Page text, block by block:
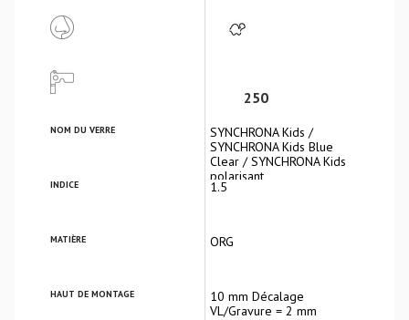
250
NOM DU VERRE
SYNCHRONA Kids /
SYNCHRONA Kids Blue
Clear / SYNCHRONA Kids
polarisant
INDICE 1.5
MATIÈRE ORG
HAUT DE MONTAGE
10 mm Décalage
VL/Gravure = 2 mm